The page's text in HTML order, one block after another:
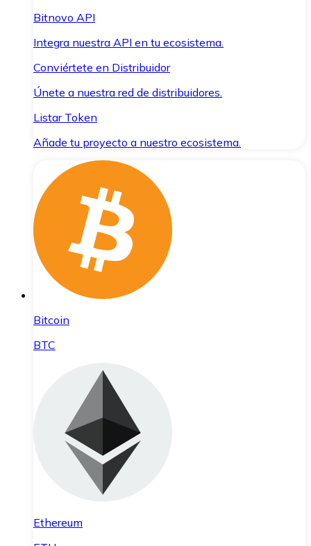
Bitnovo API
Integra nuestra API en tu ecosistema.
Conviértete en Distribuidor
Únete a nuestra red de distribuidores.
Listar Token
Añade tu proyecto a nuestro ecosistema.
Bitcoin
BTC
Ethereum